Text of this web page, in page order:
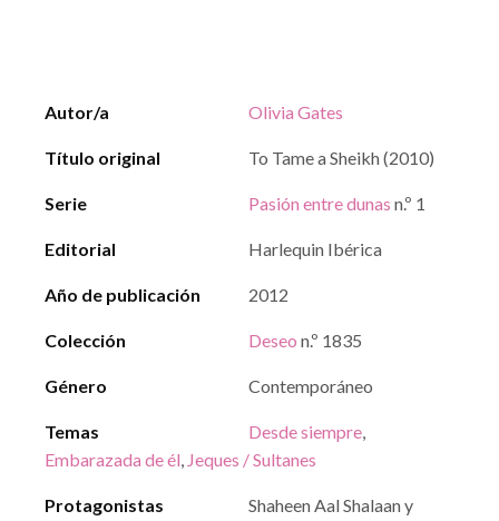
Autor/a Olivia Gates
Título original To Tame a Sheikh (2010)
Serie Pasión entre dunas n.º 1
Editorial Harlequin Ibérica
Año de publicación 2012
Colección Deseo n.º 1835
Género Contemporáneo
Temas Desde siempre,
Embarazada de él, Jeques / Sultanes
Protagonistas
Shaheen Aal Shalaan y